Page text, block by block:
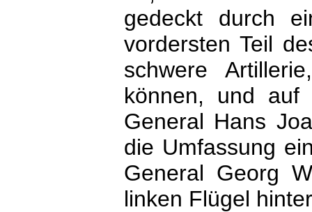
gedeckt durch
vordersten Teil
schwere
können, und auf
General Hans
die Umfassung
General Georg
linken Flügel